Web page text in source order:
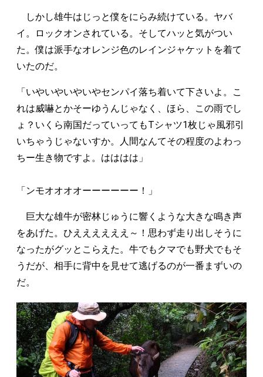
しかし雄牛はじっと僕をにらみ続けている。ヤバ
イ。ロックオンされている。そしてハッと気がつい
た。僕は派手なオレンジ色のレインジャケットを着て
いたのだ。
「いやいやいやいやセンパイ落ち着いて下さいよ。こ
れは威嚇とかそーゆうんじゃなく、ほら、この雨でし
ょ？いくら南国だっていってもTシャツ1枚じゃ風邪引
いちゃうじゃないすか。人間なんてその程度のよわっ
ちー生き物ですよ。はははは」
「ンモオオオオーーーーーー！」
巨大な雄牛が密林じゅうに響くような大きな鳴き声
をあげた。ひええええええ～！思わず走り出しそうに
なったがグッとこらえた。牛でもクマでも野犬でもそ
うだが、相手に背中を見せて逃げるのが一番まずいの
だ。